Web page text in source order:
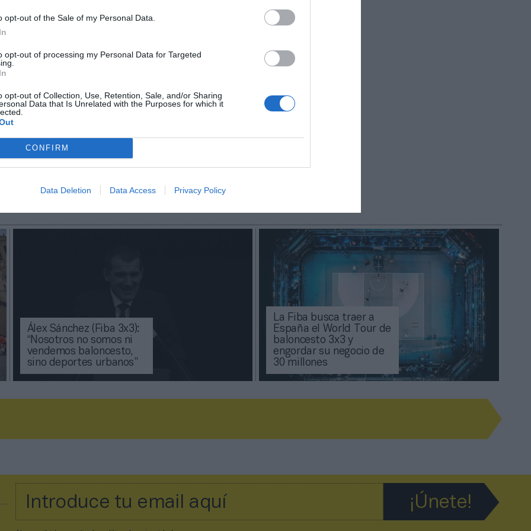
opt-out of the Sale of my Personal Data.
opt-out of processing my Personal Data for Targeted
opt-out of Collection, Use, Retention, Sale, and/or Sharing
Data that Is Unrelated with the Purposes for which it
CONFIRM
Data Deletion Data Access Privacy Policy
a España, que los ofrecerá en abierto a través de
otros países miembros como Bélgica, Grecia, Hungría,
y Suiza. Además, se podrán emitir resúmenes,
tanto en redes sociales como en otros canales
la cobertura televisiva y en plataformas no
como fuente preferida de Google de forma
Imprimir
Álex Sánchez (Fiba 3x3):
“Nosotros no somos ni
vendemos baloncesto,
sino deportes urbanos”
La Fiba busca traer a
España el World Tour de
baloncesto 3x3 y
engordar su negocio de
30 millones